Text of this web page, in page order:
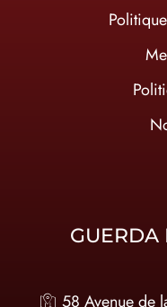
GUERDA
58 Avenue de